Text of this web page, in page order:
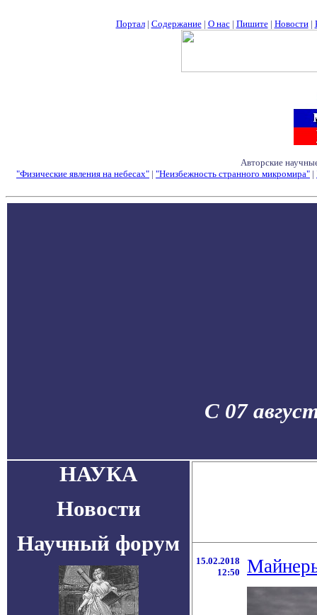
Портал| Содержание| О нас| Пишите| Новости|
Авторские
"Физические явления на небесах" | "Неизбежность странного микромира" |
С 07
НАУКА
Новости
Научный форум
15.02.2018
12:50